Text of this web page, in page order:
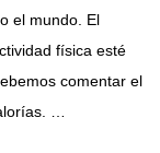
el mundo. El
física esté
comentar el
…